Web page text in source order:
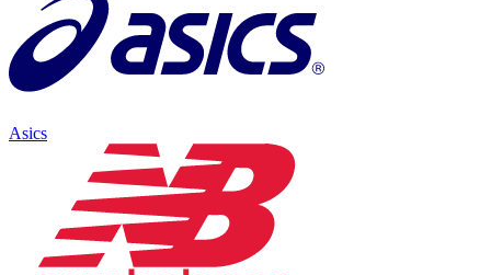
Asics